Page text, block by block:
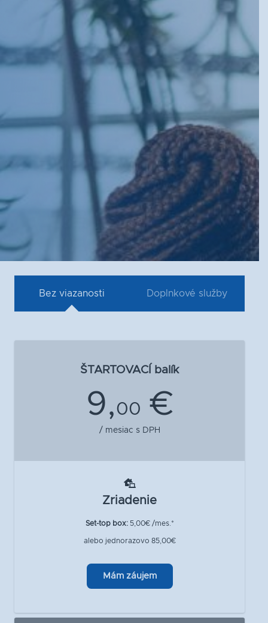
Bez viazanosti Doplnkové služby
ŠTARTOVACÍ balík
9,00 €
/ mesiac s DPH
Zriadenie
Set-top box:5,00€ /mes.*
alebo jednorazovo 85,00€
Mám záujem